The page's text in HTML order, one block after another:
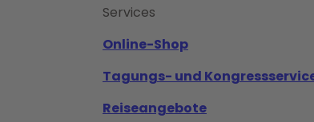
Services
Online-Shop
Tagungs- und
Reiseangebote